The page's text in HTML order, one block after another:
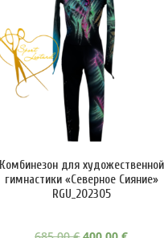
Комбинезон для художественной
гимнастики «Северное Сияние»
RGU_202305